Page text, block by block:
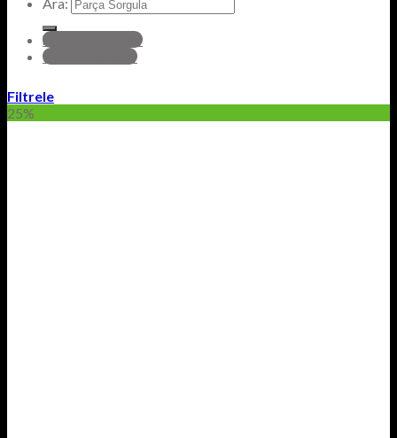
hyundai Parçalar
Honda Parçalar
Filtrele
25%